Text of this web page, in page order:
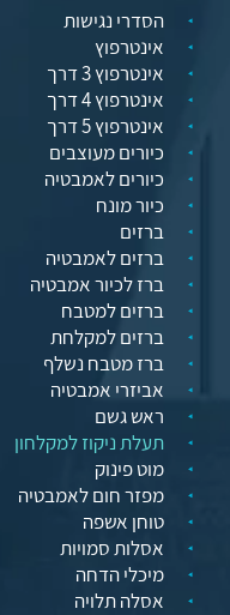
הסדרי נגישות
אינטרפוץ
אינטרפוץ 3 דרך
אינטרפוץ 4 דרך
אינטרפוץ 5 דרך
כיורים מעוצבים
כיורים לאמבטיה
כיור מונח
ברזים
ברזים לאמבטיה
ברז לכיור אמבטיה
ברזים למטבח
ברזים למקלחת
ברז מטבח נשלף
אביזרי אמבטיה
ראש גשם
תעלת ניקוז למקלחון
מוט פינוק
מפזר חום לאמבטיה
טוחן אשפה
אסלות סמויות
מיכלי הדחה
אסלה תלויה